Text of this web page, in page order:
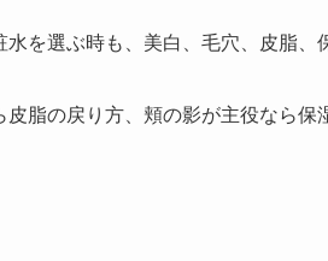
水を選ぶ時も、美白、毛穴、皮脂、
皮脂の戻り方、頬の影が主役なら